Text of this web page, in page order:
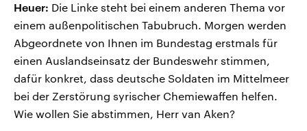
Heuer: Die Linke steht bei einem anderen Thema vor
einem außenpolitischen Tabubruch. Morgen werden
Abgeordnete von Ihnen im Bundestag erstmals für
einen Auslandseinsatz der Bundeswehr stimmen,
dafür konkret, dass deutsche Soldaten im Mittelmeer
bei der Zerstörung syrischer Chemiewaffen helfen.
Wie wollen Sie abstimmen, Herr van Aken?